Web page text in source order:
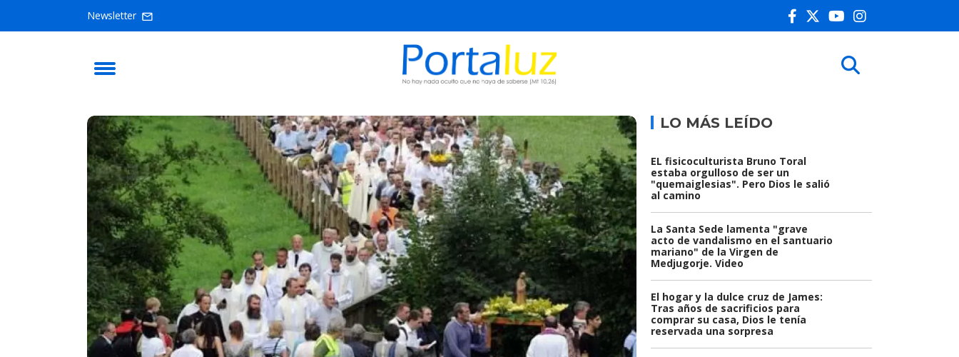
Newsletter
LO MÁS LEÍDO
EL fisicoculturista Bruno Toral
estaba orgulloso de ser un
"quemaiglesias". Pero Dios le salió
al camino
La Santa Sede lamenta "grave
acto de vandalismo en el santuario
mariano" de la Virgen de
Medjugorje. Video
El hogar y la dulce cruz de James:
Tras años de sacrificios para
comprar su casa, Dios le tenía
reservada una sorpresa